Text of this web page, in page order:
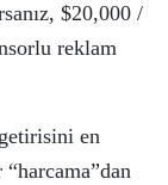
$20,000 /
reklam
en